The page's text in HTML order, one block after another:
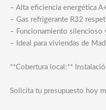
– Alta eficiencia energética
– Gas refrigerante R32
– Funcionamiento silencioso
– Ideal para viviendas de
**Cobertura local:**
Solicita tu presupuesto hoy